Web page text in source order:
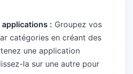
applications : Groupez vos
catégories en créant des
une application
la sur une autre pour